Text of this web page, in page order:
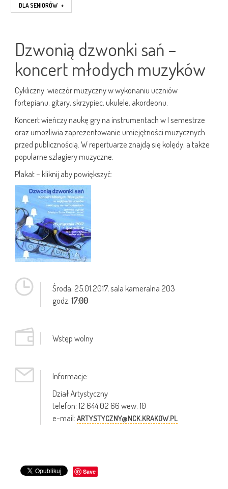
DLA SENIORÓW +
Dzwonią dzwonki sań –
koncert młodych muzyków
Cykliczny wieczór muzyczny w wykonaniu uczniów
fortepianu, gitary, skrzypiec, ukulele, akordeonu.
Koncert wieńczy naukę gry na instrumentach w I semestrze
oraz umożliwia zaprezentowanie umiejętności muzycznych
przed publicznością. W repertuarze znajdą się kolędy, a także
popularne szlagiery muzyczne.
Plakat – kliknij aby powiększyć:
Środa,25.01.2017, sala kameralna 203
godz. 17:00
Wstęp wolny
Informacje:
Dział Artystyczny
telefon: 12 644 02 66 wew. 10
e-mail: ARTYSTYCZNY@NCK.KRAKOW.PL
Save